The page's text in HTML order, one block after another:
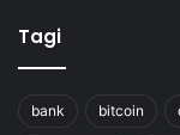
Tagi
bank bitcoin